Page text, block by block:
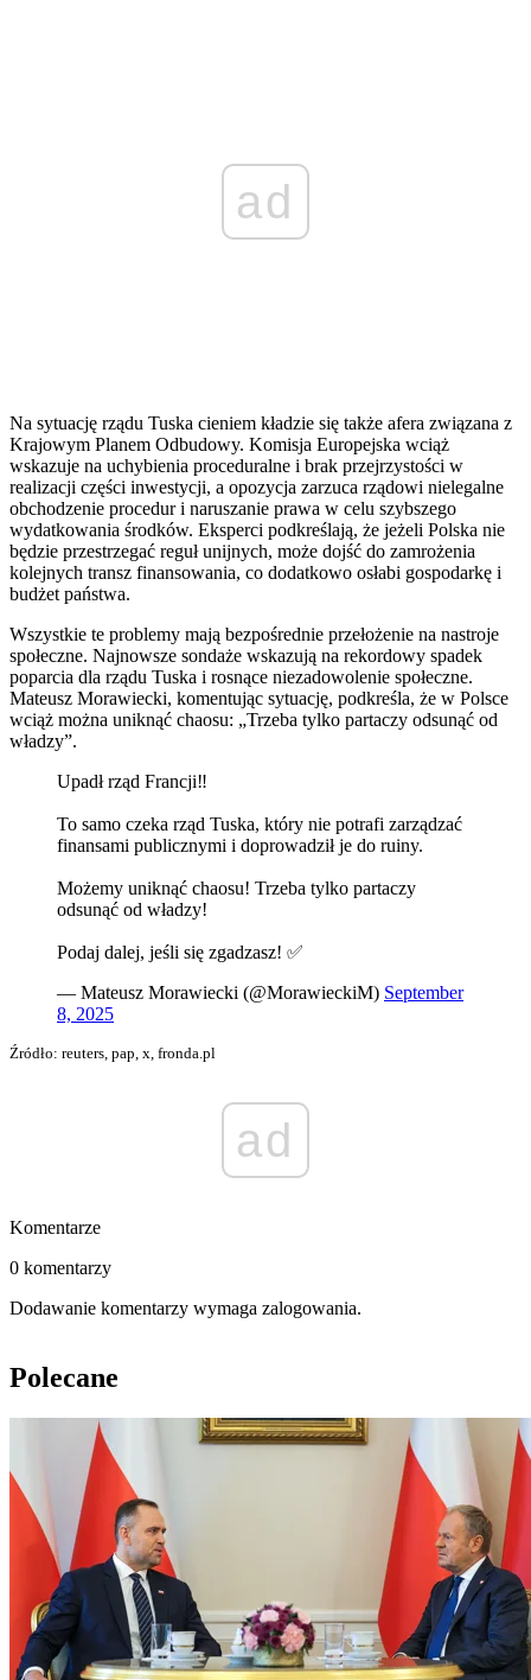
ad
Na sytuację rządu Tuska cieniem kładzie się także afera związana z
Krajowym Planem Odbudowy. Komisja Europejska wciąż
wskazuje na uchybienia proceduralne i brak przejrzystości w
realizacji części inwestycji, a opozycja zarzuca rządowi nielegalne
obchodzenie procedur i naruszanie prawa w celu szybszego
wydatkowania środków. Eksperci podkreślają, że jeżeli Polska nie
będzie przestrzegać reguł unijnych, może dojść do zamrożenia
kolejnych transz finansowania, co dodatkowo osłabi gospodarkę i
budżet państwa.
Wszystkie te problemy mają bezpośrednie przełożenie na nastroje
społeczne. Najnowsze sondaże wskazują na rekordowy spadek
poparcia dla rządu Tuska i rosnące niezadowolenie społeczne.
Mateusz Morawiecki, komentując sytuację, podkreśla, że w Polsce
wciąż można uniknąć chaosu: „Trzeba tylko partaczy odsunąć od
władzy”.
Upadł rząd Francji‼️
To samo czeka rząd Tuska, który nie potrafi zarządzać
finansami publicznymi i doprowadził je do ruiny.
Możemy uniknąć chaosu! Trzeba tylko partaczy
odsunąć od władzy!
Podaj dalej, jeśli się zgadzasz! ✅
— Mateusz Morawiecki (@MorawieckiM) September
8, 2025
Źródło: reuters, pap, x, fronda.pl
ad
Komentarze
0 komentarzy
Dodawanie komentarzy wymaga zalogowania.
Polecane